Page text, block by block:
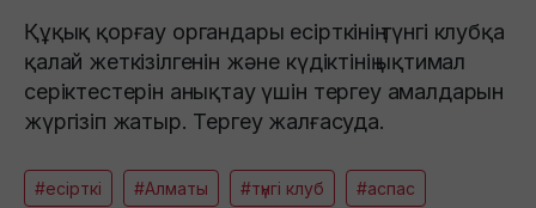
Құқық қорғау органдары есірткінің түнгі клубқа
қалай жеткізілгенін және күдіктінің ықтимал
серіктестерін анықтау үшін тергеу амалдарын
жүргізіп жатыр. Тергеу жалғасуда.
#есірткі #Алматы #түнгі клуб #аспас